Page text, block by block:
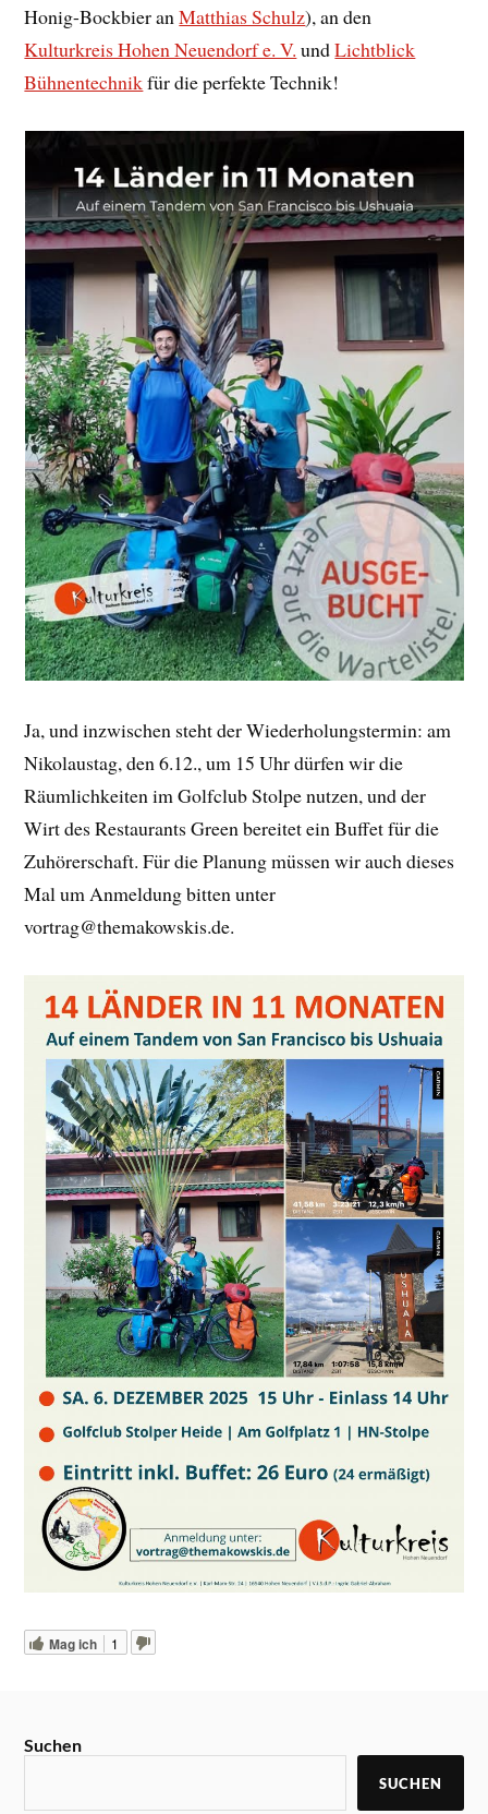
Honig-Bockbier anMatthias Schulz), an den
Kulturkreis Hohen Neuendorf e. V. undLichtblick
Bühnentechnikfür die perfekte Technik!
Ja, und inzwischen steht der Wiederholungstermin: am
Nikolaustag, den 6.12., um 15 Uhr dürfen wir die
Räumlichkeiten im Golfclub Stolpe nutzen, und der
Wirt des Restaurants Green bereitet ein Buffet für die
Zuhörerschaft. Für die Planung müssen wir auch dieses
Mal um Anmeldung bitten unter
vortrag@themakowskis.de.
Mag ich 1
Suchen
SUCHEN